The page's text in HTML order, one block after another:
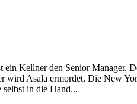
Kellner den Senior Manager.
wird Asala ermordet. Die New
in die Hand...